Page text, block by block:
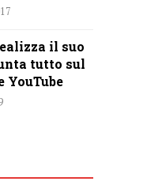
il suo
tutto sul
YouTube